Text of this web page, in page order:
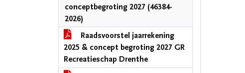
conceptbegroting 2027 (46384-
2026)
Raadsvoorstel jaarrekening
2025 & concept begroting 2027 GR
Recreatieschap Drenthe